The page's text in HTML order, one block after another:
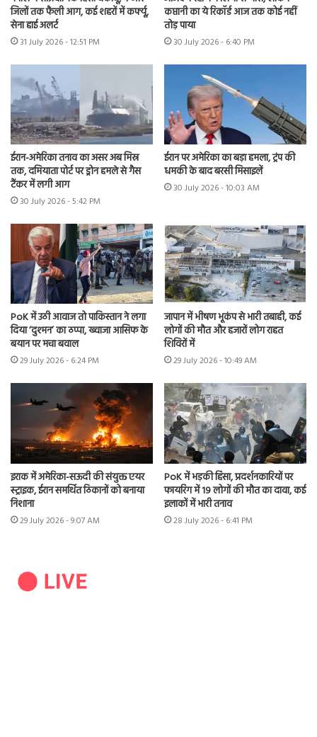
जिलों तक फैली आग, कई शहरों में कर्फ्यू,
सेना हाई अलर्ट
31 July 2026 - 12:51 PM
कप्तानी का ये रिकॉर्ड आज तक कोई नहीं
तोड़ पाया
30 July 2026 - 6:40 PM
ईरान-अमेरिका तनाव का असर अब मिस्र
तक, दमियाता पोर्ट पर ड्रोन हमले से गैस
टैंकर में लगी आग
30 July 2026 - 5:42 PM
ईरान पर अमेरिका का बड़ा हमला, ट्रंप की
धमकी के बाद बरसी मिसाइलें
30 July 2026 - 10:03 AM
PoK में उठी आवाज तो पाकिस्तान ने लगा
दिया ‘दुश्मन’ का ठप्पा, ख्वाजा आसिफ के
बयान पर मचा बवाल
29 July 2026 - 6:24 PM
जापान में भीषण भूकंप से भारी तबाही, कई
लोगों की मौत और हजारों लोग राहत
शिविरों में
29 July 2026 - 10:49 AM
इराक में अमेरिका-सऊदी की संयुक्त एयर
स्ट्राइक, ईरान समर्थित ठिकानों को बनाया
निशाना
29 July 2026 - 9:07 AM
PoK में भड़की हिंसा, प्रदर्शनकारियों पर
फायरिंग में 19 लोगों की मौत का दावा, कई
इलाकों में भारी तनाव
28 July 2026 - 6:41 PM